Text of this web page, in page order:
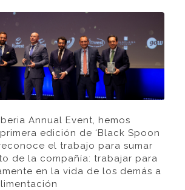
Annual Event, hemos
edición de ‘Black Spoon
el trabajo para sumar
de la compañía: trabajar para
en la vida de los demás a